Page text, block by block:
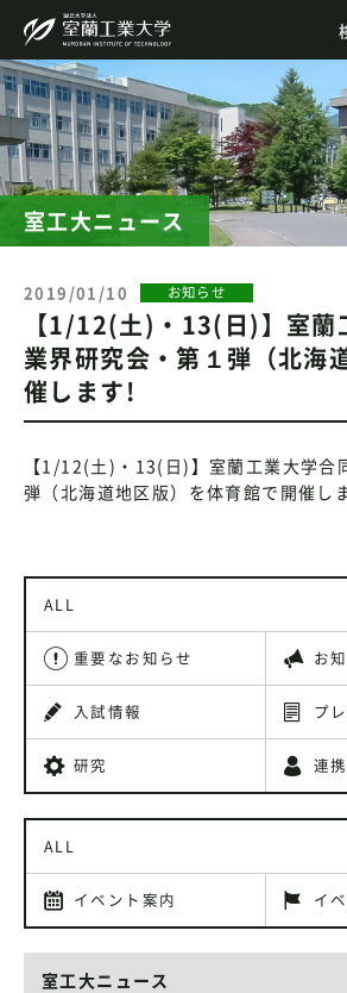
室工大ニュース
2019/01/10 お知らせ
【1/12(土)・13(日)】室蘭
業界研究会・第１弾（北海
催します!
【1/12(土)・13(日)】室蘭工業大学合
弾（北海道地区版）を体育館で開催しま
ALL
重要なお知らせ お
入試情報 プ
研究 連携
ALL
イベント案内 イ
室工大ニュース